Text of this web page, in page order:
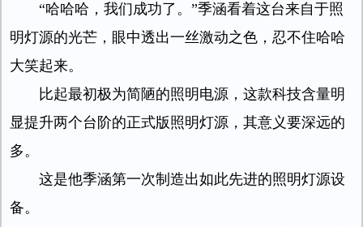
“哈哈哈，我们成功了。”季涵看着这台来自于照
明灯源的光芒，眼中透出一丝激动之色，忍不住哈哈
大笑起来。
比起最初极为简陋的照明电源，这款科技含量明
显提升两个台阶的正式版照明灯源，其意义要深远的
多。
这是他季涵第一次制造出如此先进的照明灯源设
备。